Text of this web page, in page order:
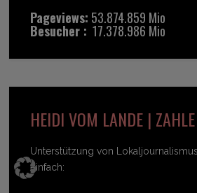
Pageviews: 53.874.859 Mio
Besucher : 17.378.986 Mio
HEIDI VOM LANDE |
Unterstützung von
einfach: